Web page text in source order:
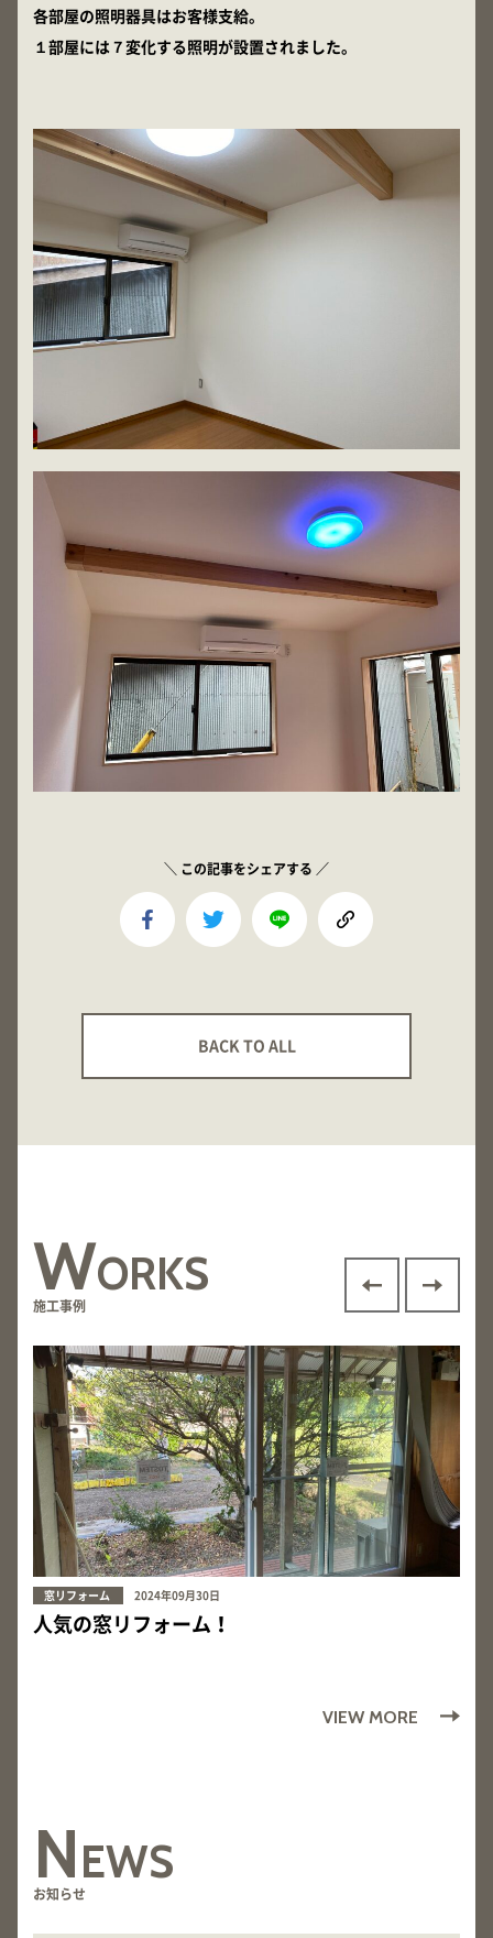
各部屋の照明器具はお客様支給。
１部屋には７変化する照明が設置されました。
＼ この記事をシェアする ／
BACK TO ALL
WORKS
施工事例
窓リフォーム 2024年09月30日
人気の窓リフォーム！
VIEW MORE
NEWS
お知らせ